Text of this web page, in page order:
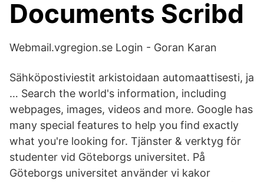
Documents Scribd
Webmail.vgregion.se Login - Goran Karan
Sähköpostiviestit arkistoidaan automaattisesti, ja
… Search the world's information, including
webpages, images, videos and more. Google has
many special features to help you find exactly
what you're looking for. Tjänster & verktyg för
studenter vid Göteborgs universitet. På
Göteborgs universitet använder vi kakor